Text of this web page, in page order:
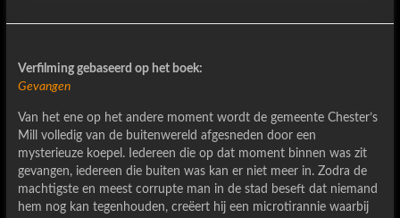
Verfilming gebaseerd op het boek:
Gevangen
Van het ene op het andere moment wordt de gemeente Chester’s
Mill volledig van de buitenwereld afgesneden door een
mysterieuze koepel. Iedereen die op dat moment binnen was zit
gevangen, iedereen die buiten was kan er niet meer in. Zodra de
machtigste en meest corrupte man in de stad beseft dat niemand
hem nog kan tegenhouden, creëert hij een microtirannie waarbij